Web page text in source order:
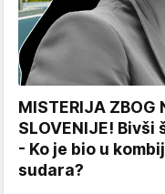
MISTERIJA ZBOG
SLOVENIJE!
- Ko je bio u
sudara?